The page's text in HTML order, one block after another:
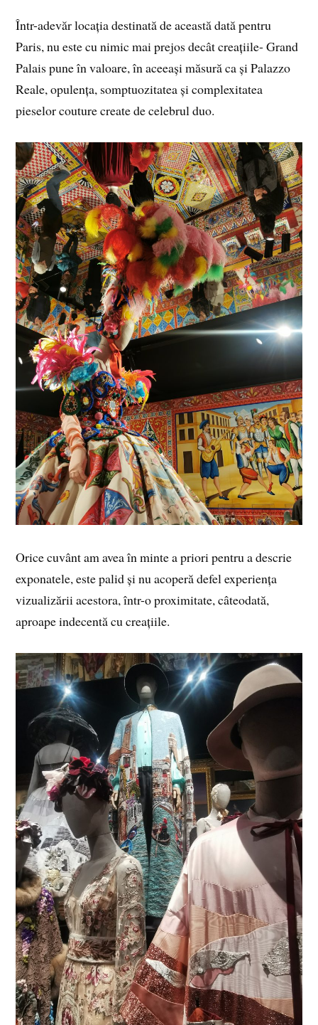
Într-adevăr locația destinată de această dată pentru
Paris, nu este cu nimic mai prejos decât creațiile- Grand
Palais pune în valoare, în aceeași măsură ca și Palazzo
Reale, opulența, somptuozitatea și complexitatea
pieselor couture create de celebrul duo.
Orice cuvânt am avea în minte a priori pentru a descrie
exponatele, este palid și nu acoperă defel experiența
vizualizării acestora, într-o proximitate, câteodată,
aproape indecentă cu creațiile.